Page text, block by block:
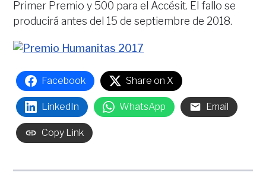
Primer Premio y 500 para el Accésit. El fallo se
producirá antes del 15 de septiembre de 2018.
Facebook Share on X
LinkedIn WhatsApp Email
Copy Link